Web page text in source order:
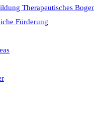
Therapeutisches
Förderung